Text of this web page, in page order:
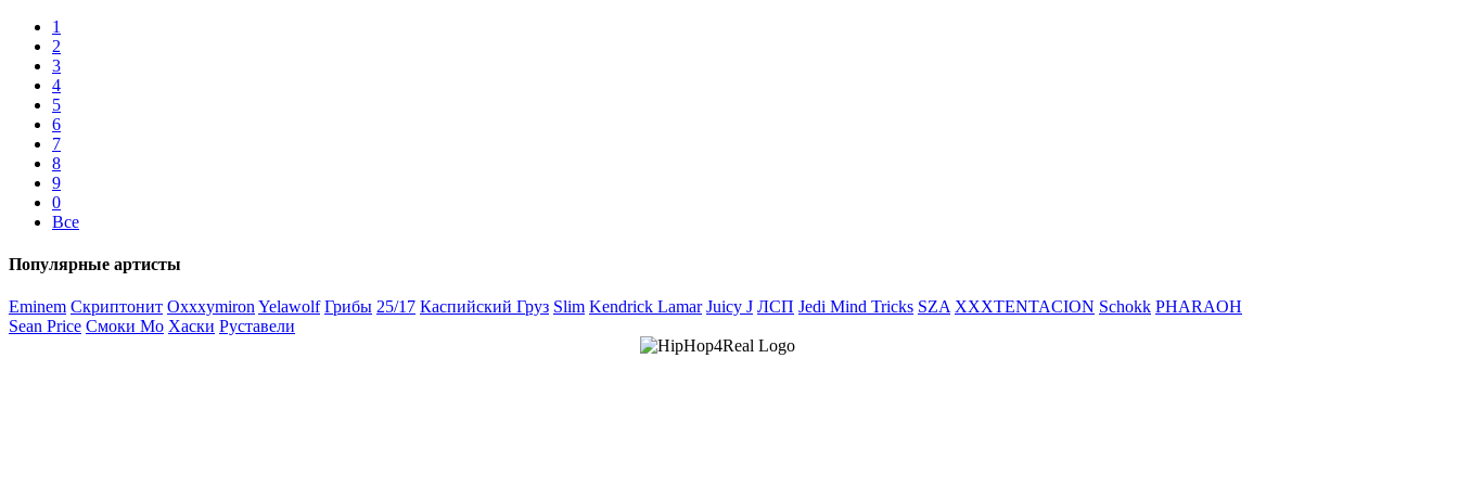
1
2
3
4
5
6
7
8
9
0
Все
Популярные артисты
Eminem Скриптонит OxxxymironYelawolf Грибы 25/17 Каспийский Груз Slim Kendrick Lamar Juicy J ЛСП Jedi Mind Tricks SZA XXXTENTACION Schokk PHARAOH
Sean Price Смоки Мо Хаски Руставели